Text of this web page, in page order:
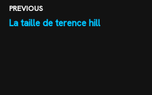
PREVIOUS
La taille de terence hill